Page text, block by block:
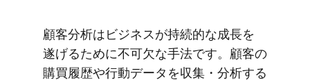
顧客分析は​ビジネスが​持続的な​成長を​
遂げる​ために​不可欠な​手法です。​顧客の​
購買履歴や​行動データを​収集・分析する​